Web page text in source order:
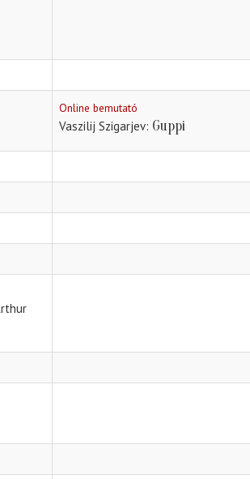
Online bemutató
Vaszilij Szigarjev Guppi